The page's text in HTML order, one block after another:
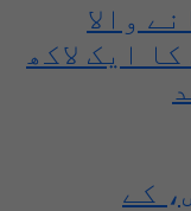
والا
ایک لاکھ
کے